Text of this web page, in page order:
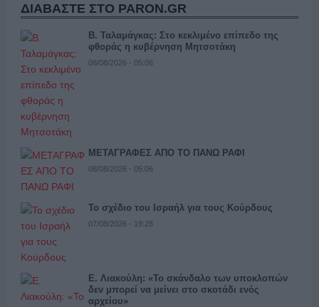
ΔΙΑΒΑΣΤΕ ΣΤΟ PARON.GR
Β. Ταλαμάγκας: Στο κεκλιμένο επίπεδο της
φθοράς η κυβέρνηση Μητσοτάκη
08/08/2026 - 05:06
ΜΕΤΑΓΡΑΦΕΣ ΑΠΟ ΤΟ ΠΑΝΩ ΡΑΦΙ
08/08/2026 - 05:06
Το σχέδιο του Ισραήλ για τους Κούρδους
07/08/2026 - 19:28
Ε. Λιακούλη: «Το σκάνδαλο των υποκλοπών
δεν μπορεί να μείνει στο σκοτάδι ενός
αρχείου»